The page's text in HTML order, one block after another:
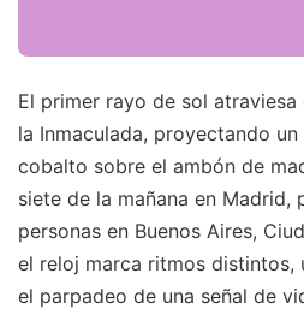
El primer rayo de sol
la Inmaculada, proyectando
cobalto sobre el ambón de
siete de la mañana en Madrid,
personas en Buenos Aires,
el reloj marca ritmos distintos,
el parpadeo de una señal de